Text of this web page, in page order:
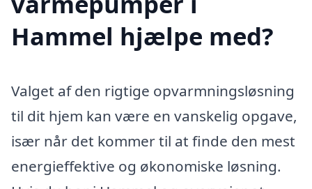
Hammel hjælpe med?
Valget af den rigtige opvarmningsløsning
til dit hjem kan være en vanskelig opgave,
især når det kommer til at finde den mest
energieffektive og økonomiske løsning.